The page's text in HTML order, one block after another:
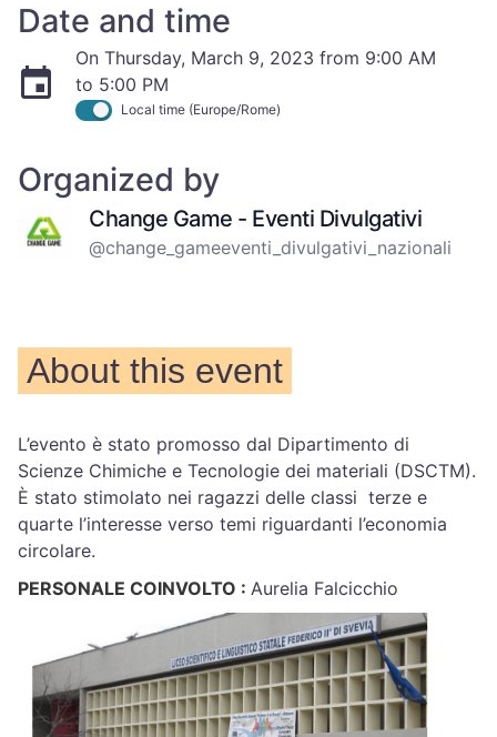
Date and time
On Thursday, March 9, 2023 from 9:00 AM
to 5:00 PM
Local time (Europe/Rome)
Organized by
Change Game - Eventi Divulgativi
@change_gameeventi_divulgativi_nazionali
About this event
L’evento è stato promosso dal Dipartimento di
Scienze Chimiche e Tecnologie dei materiali (DSCTM).
È stato stimolato nei ragazzi delle classi terze e
quarte l’interesse verso temi riguardanti l’economia
circolare.
PERSONALE COINVOLTO : Aurelia Falcicchio